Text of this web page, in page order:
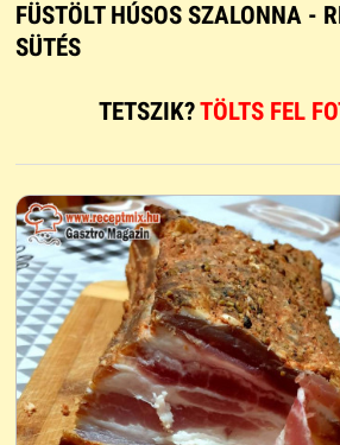
FÜSTÖLT HÚSOS SZALONNA -
SÜTÉS
TETSZIK?TÖLTS FEL